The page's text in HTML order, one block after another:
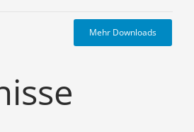
Mehr Downloads